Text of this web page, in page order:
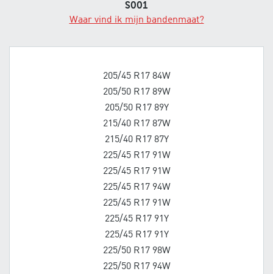
S001
Waar vind ik mijn bandenmaat?
205/45 R17 84W
205/50 R17 89W
205/50 R17 89Y
215/40 R17 87W
215/40 R17 87Y
225/45 R17 91W
225/45 R17 91W
225/45 R17 94W
225/45 R17 91W
225/45 R17 91Y
225/45 R17 91Y
225/50 R17 98W
225/50 R17 94W